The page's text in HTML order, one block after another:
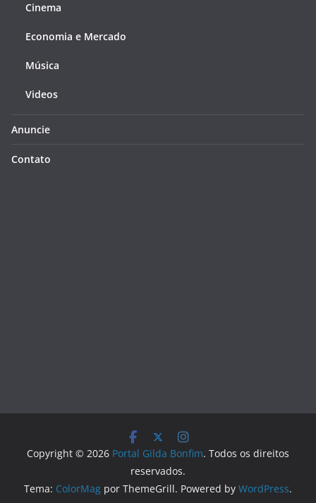
Cinema
Economia e Mercado
Música
Videos
Anuncie
Contato
Copyright © 2026 Portal Gilda Bonfim. Todos os direitos
reservados.
Tema: ColorMag por ThemeGrill. Powered by WordPress.